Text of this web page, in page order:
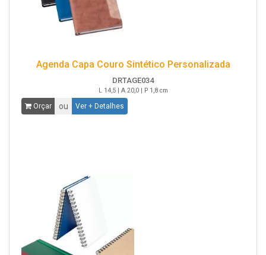
Agenda Capa Couro Sintético Personalizada
DRTAGE034
L 14,5 | A 20,0 | P 1,8 cm
Orçar ou Ver + Detalhes